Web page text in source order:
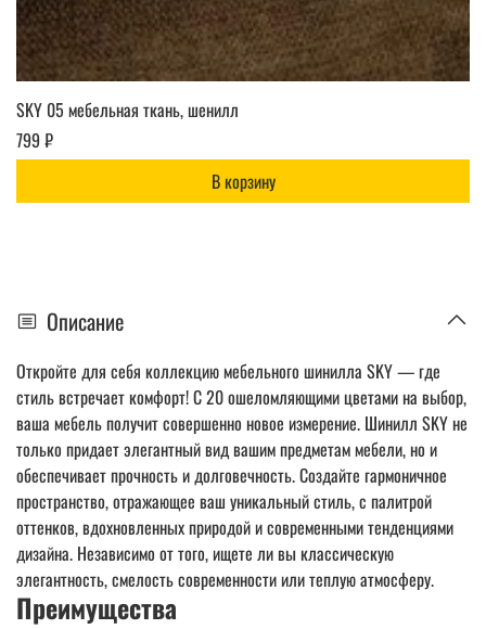
SKY 05 мебельная ткань, шенилл
799 ₽
В корзину
Описание
Откройте для себя коллекцию мебельного шинилла SKY — где
стиль встречает комфорт! С 20 ошеломляющими цветами на выбор,
ваша мебель получит совершенно новое измерение. Шинилл SKY не
только придает элегантный вид вашим предметам мебели, но и
обеспечивает прочность и долговечность. Создайте гармоничное
пространство, отражающее ваш уникальный стиль, с палитрой
оттенков, вдохновленных природой и современными тенденциями
дизайна. Независимо от того, ищете ли вы классическую
элегантность, смелость современности или теплую атмосферу.
Преимущества